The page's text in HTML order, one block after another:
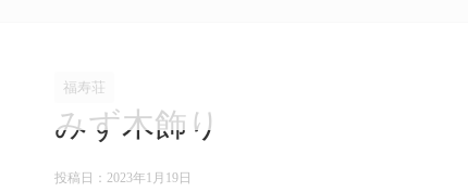
福寿荘
みず木飾り
投稿日： 2023年1月19日